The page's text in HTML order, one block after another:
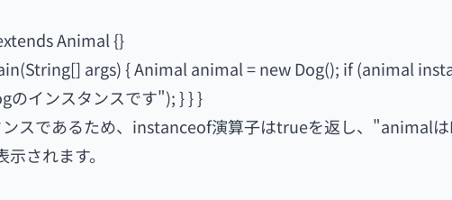
Animal {}
args) { Animal animal = new Dog(); if (animal
インスタンスです"); } } }
スであるため、instanceof演算子はtrueを返し、"animal
されます。